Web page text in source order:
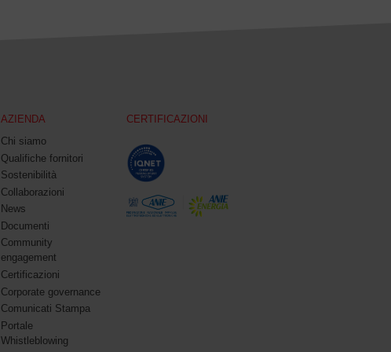
AZIENDA
Chi siamo
Qualifiche fornitori
Sostenibilità
Collaborazioni
News
Documenti
Community
engagement
Certificazioni
Corporate governance
Comunicati Stampa
Portale
Whistleblowing
CERTIFICAZIONI